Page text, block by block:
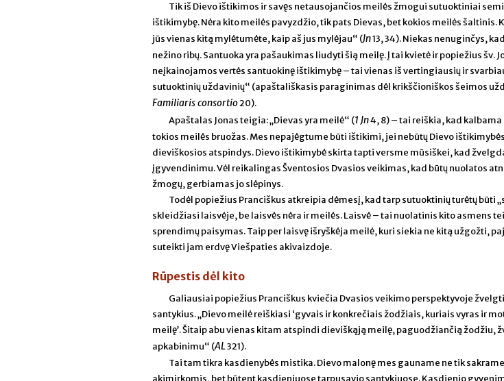
Tik iš Dievo ištikimos ir savęs netausojančios meilės žmogui sutuoktiniai
ištikimybę. Nėra kito meilės pavyzdžio, tik pats Dievas, bet kokios meilės šaltinis.
jūs vienas kitą mylėtumėte, kaip aš jus mylėjau“ (Jn13, 34). Niekas nenuginčys,
nežino ribų. Santuoka yra pašaukimas liudyti šią meilę. Į tai kvietė ir popiežius šv.
neįkainojamos vertės santuokinę ištikimybę – tai vienas iš vertingiausių ir
sutuoktinių uždavinių“ (apaštališkasis paraginimas dėl krikščioniškos šeimos
Familiaris consortio20).
Apaštalas Jonas teigia: „Dievas yra meilė“ (1 Jn4, 8) – tai reiškia, kad
tokios meilės bruožas. Mes nepajėgtume būti ištikimi, jei nebūtų Dievo
dieviškosios atspindys. Dievo ištikimybė skirta tapti versme mūsiškei, kad
įgyvendinimu. Vėl reikalingas Šventosios Dvasios veikimas, kad būtų nuolatos
žmogų, gerbiamas jo slėpinys.
Todėl popiežius Pranciškus atkreipia dėmesį, kad tarp sutuoktinių turėtų būti
skleidžiasi laisvėje, be laisvės nėra ir meilės. Laisvė – tai nuolatinis kito asmens
sprendimų paisymas. Taip per laisvę išryškėja meilė, kuri siekia ne kitą užgožti,
suteikti jam erdvę Viešpaties akivaizdoje.
Rūpestis dėl kito
Galiausiai popiežius Pranciškus kviečia Dvasios veikimo perspektyvoje
santykius. „Dievo meilė reiškiasi ‘gyvais ir konkrečiais žodžiais, kuriais vyras ir
meilę’. Šitaip abu vienas kitam atspindi dieviškąją meilę, paguodžiančią žodžiu,
apkabinimu“ (AL321).
Tai tam tikra kasdienybės mistika. Dievo malonę mes gauname ne tik
akimirkomis, bet būtent kasdieniuose tarpusavio santykiuose. Kasdienio